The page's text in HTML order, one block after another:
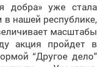
добра» уже стала
нашей республике,
масштабы
акция пройдет в
“Другое дело”